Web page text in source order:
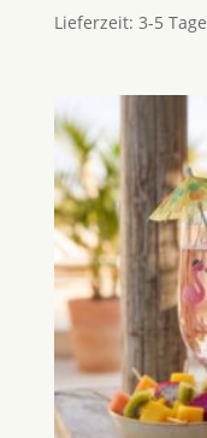
Lieferzeit: 3-5 Tage